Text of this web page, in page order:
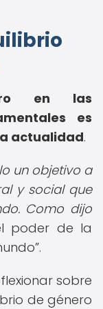
en las
es
actualidad.
un objetivo a
y social que
Como dijo
poder de la
.
sobre
de género